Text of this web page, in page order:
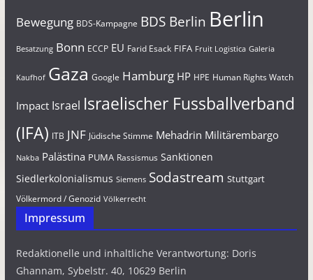
Bewegung BDS-Kampagne BDS Berlin Berlin
Besatzung Bonn ECCP EU Farid Esack FIFA Fruit Logistica Galeria
Kaufhof Gaza Google Hamburg HP HPE Human Rights Watch
Impact Israel Israelischer Fussballverband
(IFA) ITB JNF Jüdische Stimme Mehadrin Militärembargo
Nakba Palästina PUMA Rassismus Sanktionen
Siedlerkolonialismus Siemens Sodastream Stuttgart
Völkermord / Genozid Völkerrecht
Impressum
Redaktionelle und inhaltliche Verantwortung: Doris
Ghannam, Sybelstr. 40, 10629 Berlin